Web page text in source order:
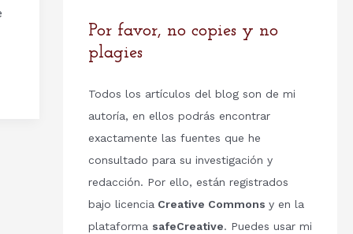
Por favor, no copies y no
plagies
Todos los artículos del blog son de mi
autoría, en ellos podrás encontrar
exactamente las fuentes que he
consultado para su investigación y
redacción. Por ello, están registrados
bajo licencia Creative Commons y en la
plataforma safeCreative. Puedes usar mi